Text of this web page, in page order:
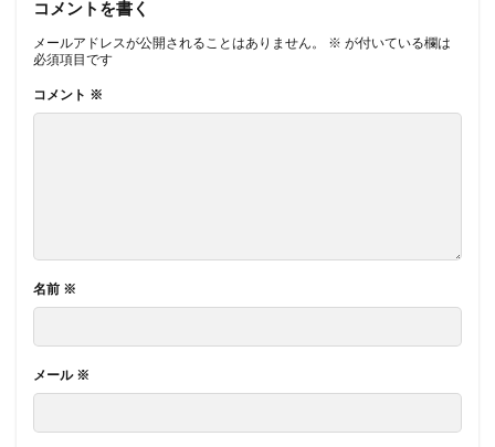
コメントを書く
メールアドレスが公開されることはありません。 ※ が付いている欄は
必須項目です
コメント ※
名前 ※
メール ※